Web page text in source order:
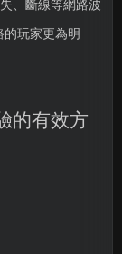
、斷線等網路波
玩家更為明
的有效方